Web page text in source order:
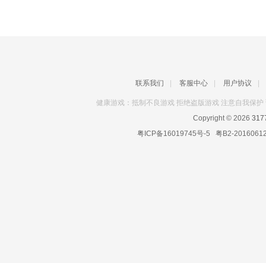
联系我们 客服中心 用户协议
健康游戏：抵制不良游戏 拒绝盗版游戏 注意自我保
Copyright © 2026
粤ICP备16019745号-5 粤B2-